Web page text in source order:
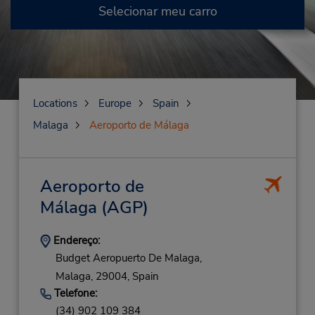
Selecionar meu carro
Locations Europe
Spain
Malaga
Aeroporto de Málaga
Aeroporto de
Málaga (AGP)
Endereço:
Budget Aeropuerto De Malaga,
Malaga, 29004, Spain
Telefone:
(34) 902 109 384